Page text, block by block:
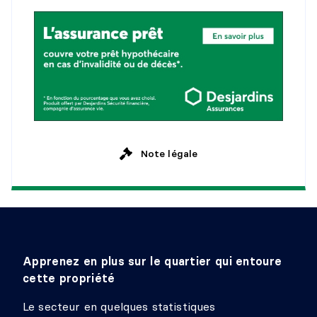
Niveau :1er niveau/RDC
Dimensions :3'9" X 3'11"
Revêtement :
Céramique
Détails :
Note légale
Apprenez en plus sur le quartier qui entoure
cette propriété
Le secteur en quelques statistiques